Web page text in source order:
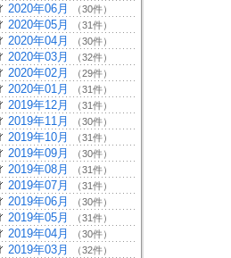
2020年06月 （30件）
2020年05月 （31件）
2020年04月 （30件）
2020年03月 （32件）
2020年02月 （29件）
2020年01月 （31件）
2019年12月 （31件）
2019年11月 （30件）
2019年10月 （31件）
2019年09月 （30件）
2019年08月 （31件）
2019年07月 （31件）
2019年06月 （30件）
2019年05月 （31件）
2019年04月 （30件）
2019年03月 （32件）